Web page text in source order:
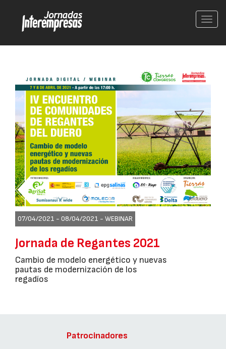
07/04/2021 - 08/04/2021 - WEBINAR
Jornada de Regantes 2021
Cambio de modelo energético y nuevas
pautas de modernización de los
regadíos
Patrocinadores